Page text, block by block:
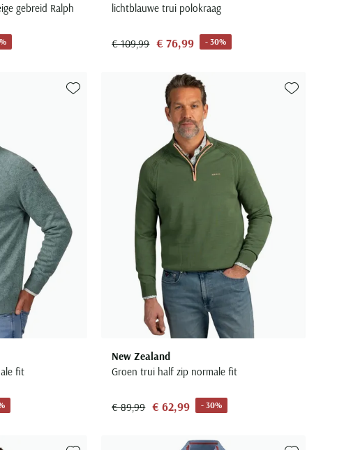
gebreid Ralph
lichtblauwe trui polokraag
€ 109,99 € 76,99 - 30%
fit
Toevoegen aan favorieten
New Zealand
Groen trui half zip normale fit
€ 89,99 € 62,99 - 30%